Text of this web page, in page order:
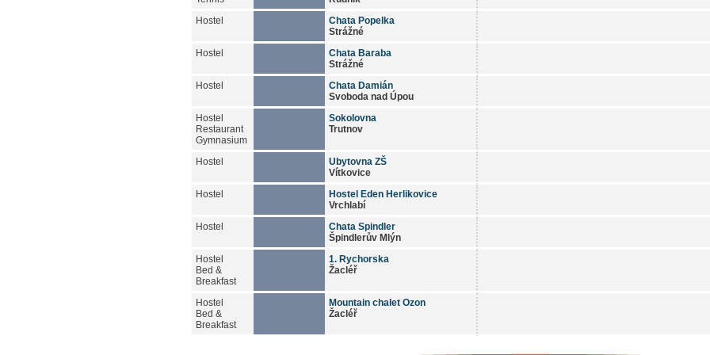
Hostel
Chata Popelka
Strážné
Hostel
Chata Baraba
Strážné
Hostel
Chata Damián
Svoboda nad Úpou
Hostel
Restaurant
Gymnasium
Sokolovna
Trutnov
Hostel
Ubytovna ZŠ
Vítkovice
Hostel
Hostel Eden Herlikovice
Vrchlabí
Hostel
Chata Spindler
Špindlerův Mlýn
Hostel
Bed &
Breakfast
1. Rychorska
Žacléř
Hostel
Bed &
Breakfast
Mountain chalet Ozon
Žacléř